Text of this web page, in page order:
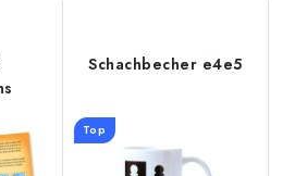
Schachbecher e4e5
Top